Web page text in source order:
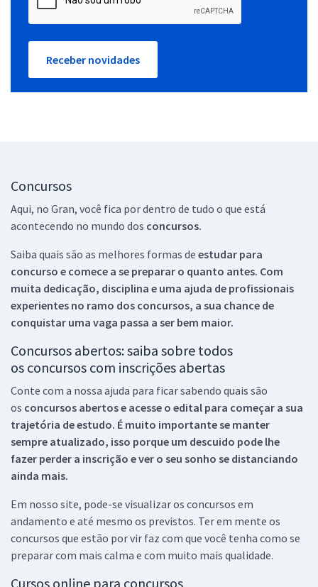
Receber novidades
Concursos
Aqui, no Gran, você fica por dentro de tudo o que está
acontecendo no mundo dos concursos.
Saiba quais são as melhores formas de estudar para
concurso e comece a se preparar o quanto antes. Com
muita dedicação, disciplina e uma ajuda de profissionais
experientes no ramo dos concursos, a sua chance de
conquistar uma vaga passa a ser bem maior.
Concursos abertos: saiba sobre todos
os concursos com inscrições abertas
Conte com a nossa ajuda para ficar sabendo quais são
os concursos abertos e acesse o edital para começar a sua
trajetória de estudo. É muito importante se manter
sempre atualizado, isso porque um descuido pode lhe
fazer perder a inscrição e ver o seu sonho se distanciando
ainda mais.
Em nosso site, pode-se visualizar os concursos em
andamento e até mesmo os previstos. Ter em mente os
concursos que estão por vir faz com que você tenha como se
preparar com mais calma e com muito mais qualidade.
Cursos online para concursos